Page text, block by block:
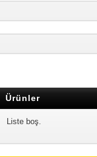
Ürünler
Liste boş.